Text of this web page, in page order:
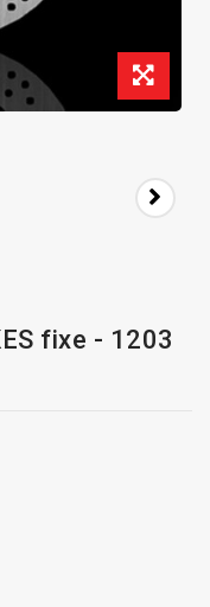
fixe - 1203